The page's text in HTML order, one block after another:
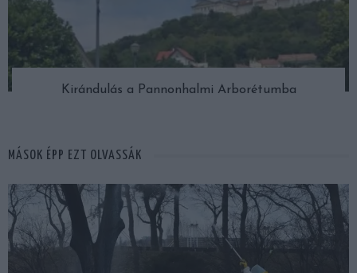
Kirándulás a Pannonhalmi Arborétumba
MÁSOK ÉPP EZT OLVASSÁK